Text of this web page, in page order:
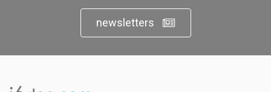
newsletters